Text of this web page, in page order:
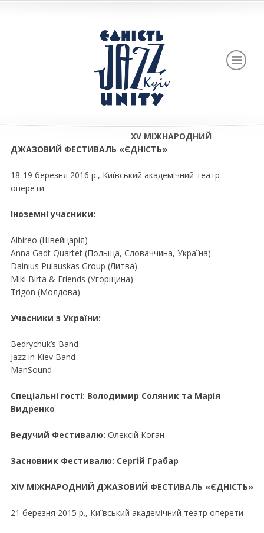
XV МІЖНАРОДНИЙ
ДЖАЗОВИЙ ФЕСТИВАЛЬ «ЄДНІСТЬ»
18-19 березня 2016 р., Київський академічний театр
оперети
Іноземні учасники:
Albireo (Швейцарія)
Anna Gadt Quartet (Польща, Словаччина, Україна)
Dainius Pulauskas Group (Литва)
Miki Birta & Friends (Угорщина)
Trigon (Молдова)
Учасники з України:
Bedrychuk’s Band
Jazz in Kiev Band
ManSound
Спеціальні гості: Володимир Соляник та Марія
Видренко
Ведучий Фестивалю: Олексій Коган
Засновник Фестивалю: Сергій Грабар
XIV МІЖНАРОДНИЙ ДЖАЗОВИЙ ФЕСТИВАЛЬ «ЄДНІСТЬ»
21 березня 2015 р., Київський академiчний театр оперети